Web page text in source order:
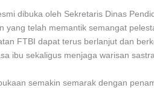
dibuka oleh Sekretaris Dinas
yang telah memantik semangat
FTBI dapat terus berlanjut dan
ibu sekaligus menjaga warisan
semakin semarak dengan